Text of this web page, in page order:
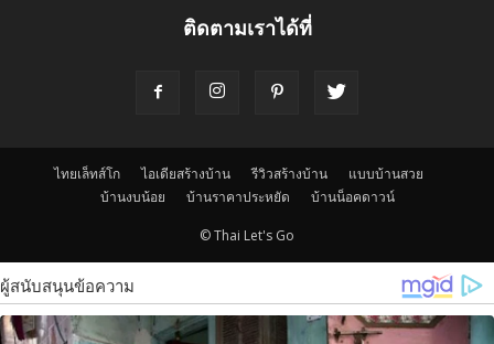
ติดตามเราได้ที่
ไทยเล็ทส์โก ไอเดียสร้างบ้าน รีวิวสร้างบ้าน
แบบบ้านสวย
บ้านงบน้อย
บ้านราคาประหยัด บ้านน็อคดาวน์
© Thai Let's Go